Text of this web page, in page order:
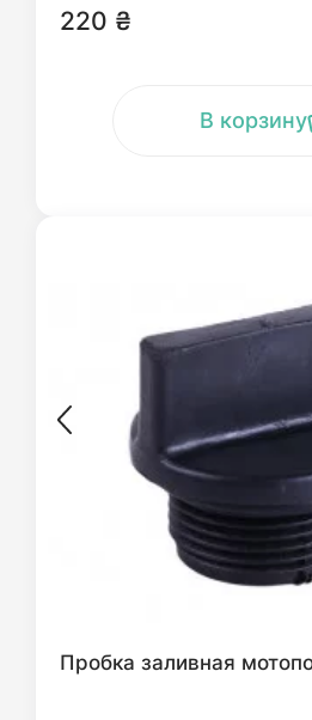
220 ₴
В корзину
Пробка заливная